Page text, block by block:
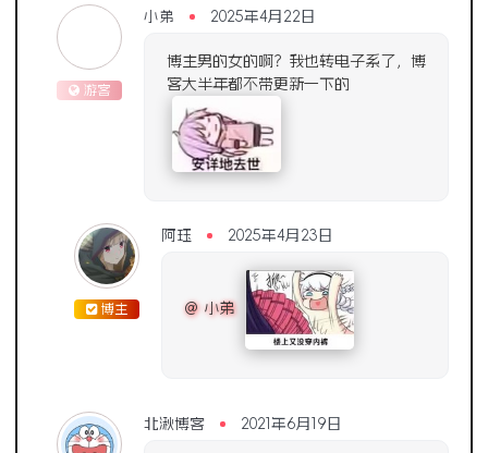
游客
小弟 2025年4月22日
博主男的女的啊？我也转电子系了，博
客大半年都不带更新一下的
博主
阿珏 2025年4月23日
@ 小弟
北湫博客 2021年6月19日